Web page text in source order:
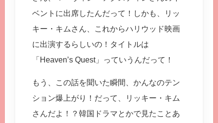
ベントに出席したんだって！しかも、リッ
キー・キムさん、これからハリウッド映画
に出演するらしいの！タイトルは
「Heaven’s Quest」っていうんだって！
もう、この話を聞いた瞬間、かんなのテン
ション爆上がり！だって、リッキー・キム
さんだよ！？韓国ドラマとかで見たことあ